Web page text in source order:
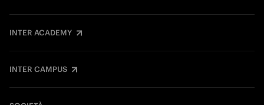
INTER ACADEMY
INTER CAMPUS